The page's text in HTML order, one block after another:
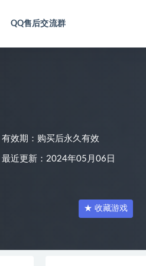
QQ售后交流群
有效期：购买后永久有效
最近更新：2024年05月06日
★ 收藏游戏